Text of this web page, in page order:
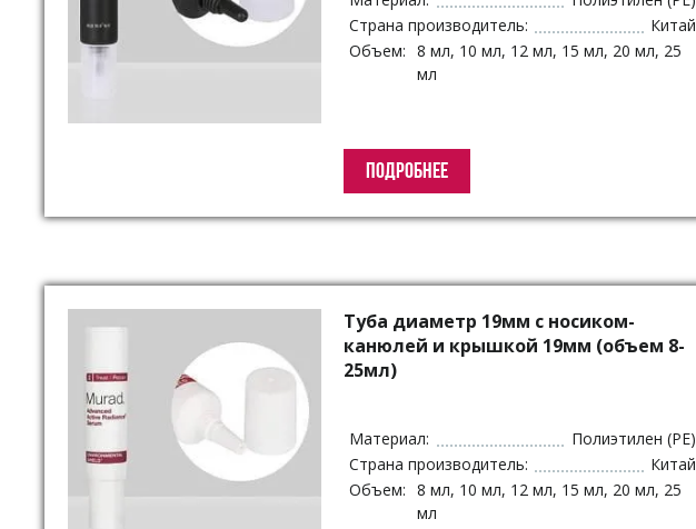
Страна производитель:
Китай
Объем: 8 мл, 10 мл, 12 мл, 15 мл, 20 мл, 25
мл
ПОДРОБНЕЕ
Туба диаметр 19мм с носиком-
канюлей и крышкой 19мм (объем 8-
25мл)
Материал:
Полиэтилен (PE)
Страна производитель:
Китай
Объем: 8 мл, 10 мл, 12 мл, 15 мл, 20 мл, 25
мл